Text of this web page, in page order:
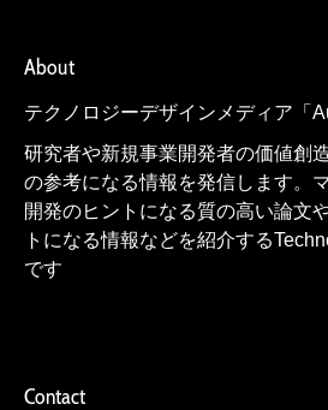
About
テクノロジーデザインメディア「
研究者や新規事業開発者の価値創
の参考になる情報を発信します。
開発のヒントになる質の高い論文
トになる情報などを紹介する
です
Contact